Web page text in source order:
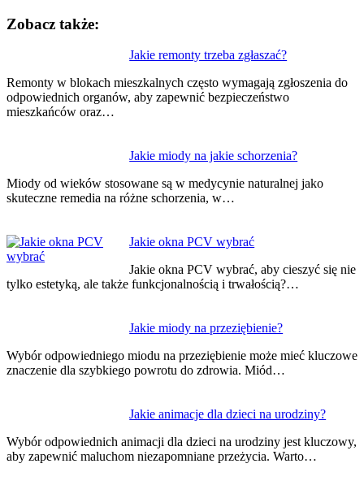
Zobacz także:
Jakie remonty trzeba zgłaszać?
Remonty w blokach mieszkalnych często wymagają zgłoszenia do
odpowiednich organów, aby zapewnić bezpieczeństwo
mieszkańców oraz…
Jakie miody na jakie schorzenia?
Miody od wieków stosowane są w medycynie naturalnej jako
skuteczne remedia na różne schorzenia, w…
Jakie okna PCV wybrać
Jakie okna PCV wybrać, aby cieszyć się nie
tylko estetyką, ale także funkcjonalnością i trwałością?…
Jakie miody na przeziębienie?
Wybór odpowiedniego miodu na przeziębienie może mieć kluczowe
znaczenie dla szybkiego powrotu do zdrowia. Miód…
Jakie animacje dla dzieci na urodziny?
Wybór odpowiednich animacji dla dzieci na urodziny jest kluczowy,
aby zapewnić maluchom niezapomniane przeżycia. Warto…
wpisu